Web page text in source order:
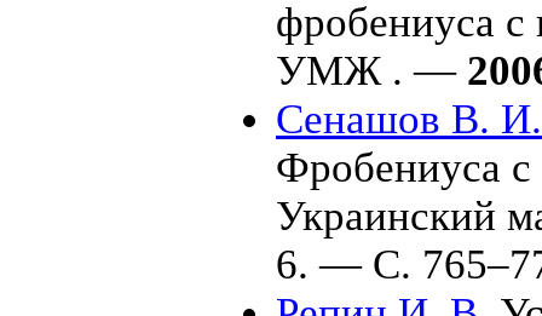
фробениуса
УМЖ . —
Сенашов В. И.
Фробениуса
Украинский
6. — С. 7